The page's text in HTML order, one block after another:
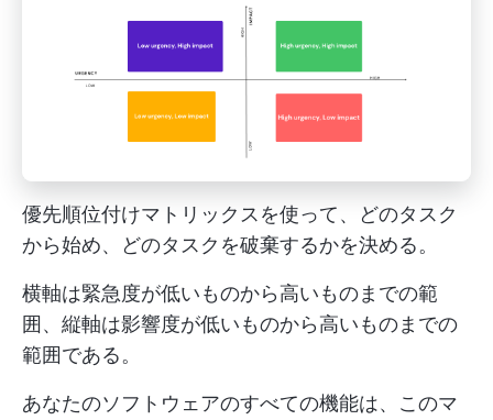
優先順位付けマトリックスを使って、どのタスク
から始め、どのタスクを破棄するかを決める。
横軸は緊急度が低いものから高いものまでの範
囲、縦軸は影響度が低いものから高いものまでの
範囲である。
あなたのソフトウェアのすべての機能は、このマ